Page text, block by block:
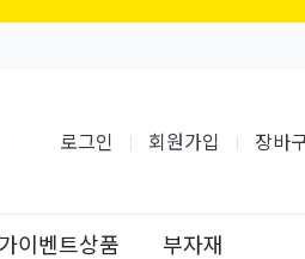
로그인 회원가입 장바
이벤트상품 부자재